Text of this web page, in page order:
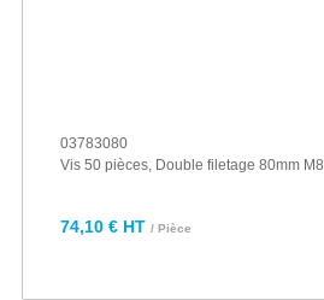
03783080
Vis 50 pièces, Double filetage 80mm M8
74,10 € HT / Pièce